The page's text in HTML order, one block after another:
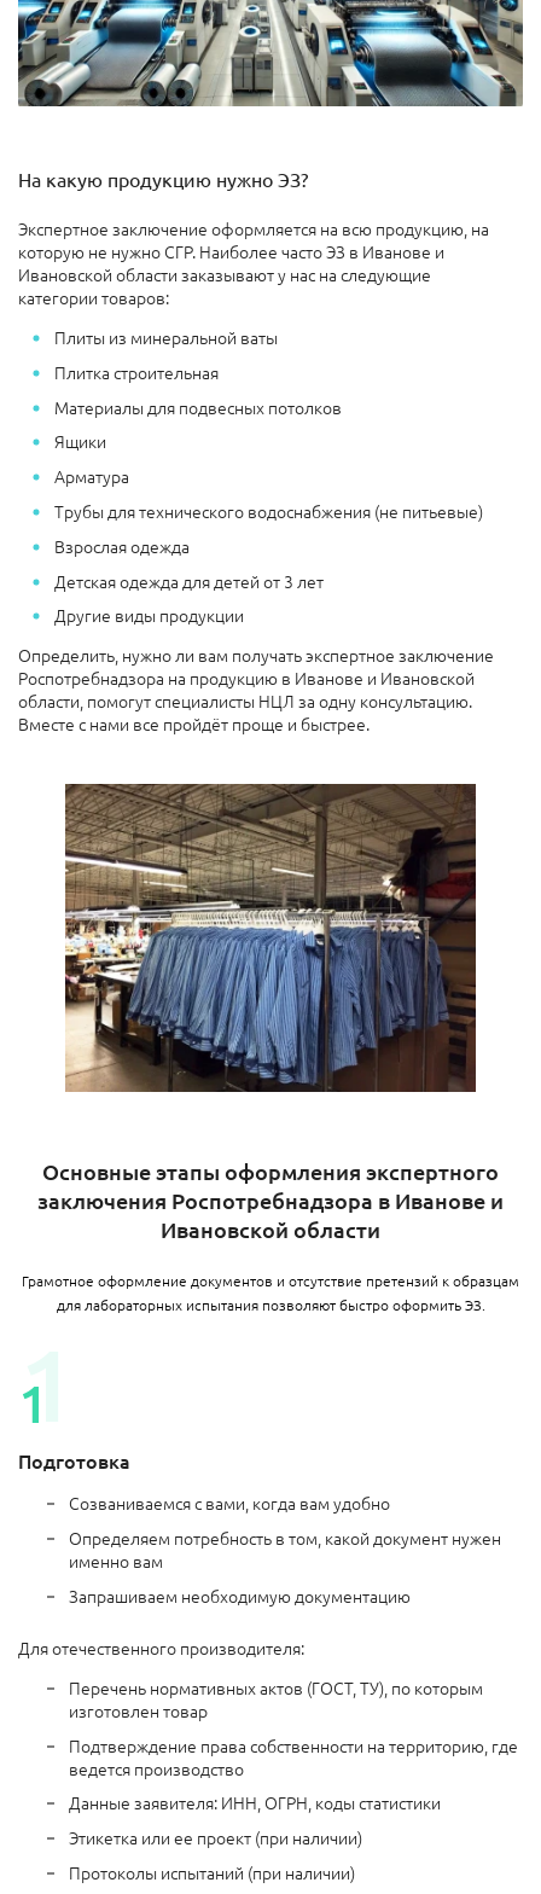
На какую продукцию нужно ЭЗ?
Экспертное заключение оформляется на всю продукцию, на
которую не нужно СГР. Наиболее часто ЭЗ в Иванове и
Ивановской области заказывают у нас на следующие
категории товаров:
Плиты из минеральной ваты
Плитка строительная
Материалы для подвесных потолков
Ящики
Арматура
Трубы для технического водоснабжения (не питьевые)
Взрослая одежда
Детская одежда для детей от 3 лет
Другие виды продукции
Определить, нужно ли вам получать экспертное заключение
Роспотребнадзора на продукцию в Иванове и Ивановской
области, помогут специалисты НЦЛ за одну консультацию.
Вместе с нами все пройдёт проще и быстрее.
Основные этапы оформления экспертного
заключения Роспотребнадзора в Иванове и
Ивановской области
Грамотное оформление документов и отсутствие претензий к образцам
для лабораторных испытания позволяют быстро оформить ЭЗ.
Подготовка
Созваниваемся с вами, когда вам удобно
Определяем потребность в том, какой документ нужен
именно вам
Запрашиваем необходимую документацию
Для отечественного производителя:
Перечень нормативных актов (ГОСТ, ТУ), по которым
изготовлен товар
Подтверждение права собственности на территорию, где
ведется производство
Данные заявителя: ИНН, ОГРН, коды статистики
Этикетка или ее проект (при наличии)
Протоколы испытаний (при наличии)